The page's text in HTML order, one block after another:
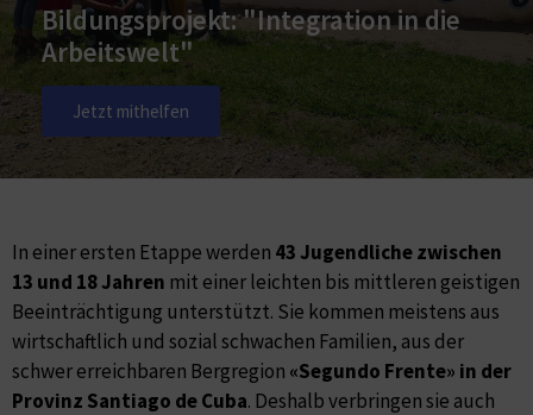
Bildungsprojekt: "Integration in die
Arbeitswelt"
Jetzt mithelfen
In einer ersten Etappe werden 43 Jugendliche zwischen
13 und 18 Jahren mit einer leichten bis mittleren geistigen
Beeinträchtigung unterstützt. Sie kommen meistens aus
wirtschaftlich und sozial schwachen Familien, aus der
schwer erreichbaren Bergregion «Segundo Frente» in der
Provinz Santiago de Cuba. Deshalb verbringen sie auch